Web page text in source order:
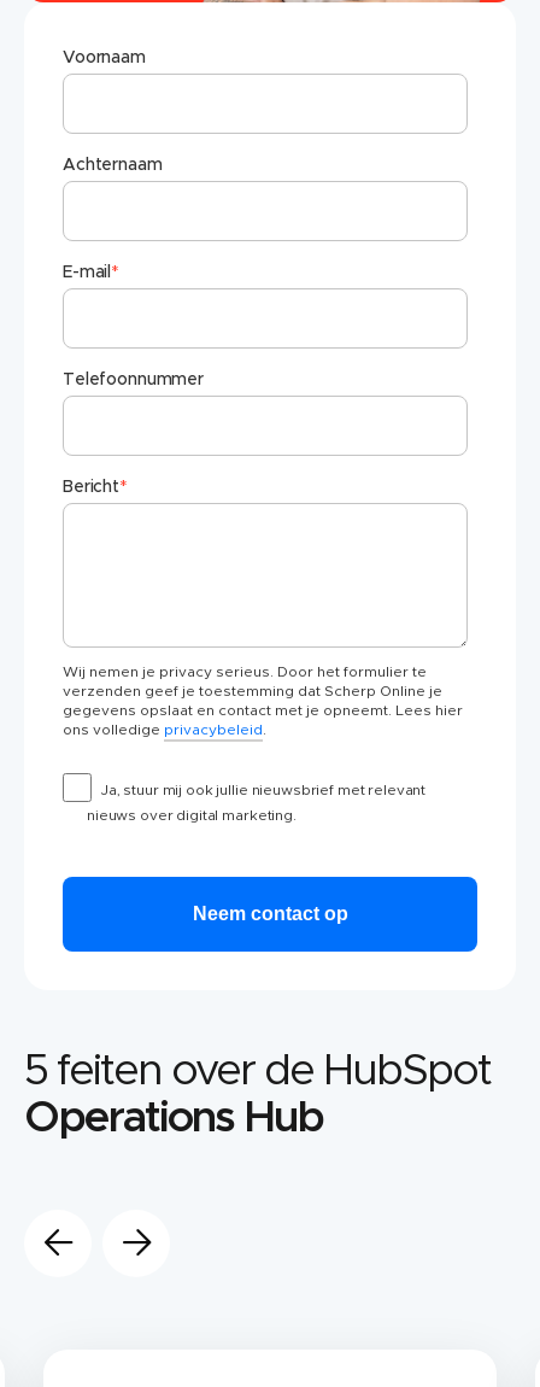
Voornaam
Achternaam
E-mail *
Telefoonnummer
Bericht*
Wij nemen je privacy serieus. Door het formulier te
verzenden geef je toestemming dat Scherp Online je
gegevens opslaat en contact met je opneemt. Lees hier
ons volledige privacybeleid
Ja, stuur mij ook jullie nieuwsbrief met relevant
nieuws over digital marketing.
5 feiten over de HubSpot
Operations Hub